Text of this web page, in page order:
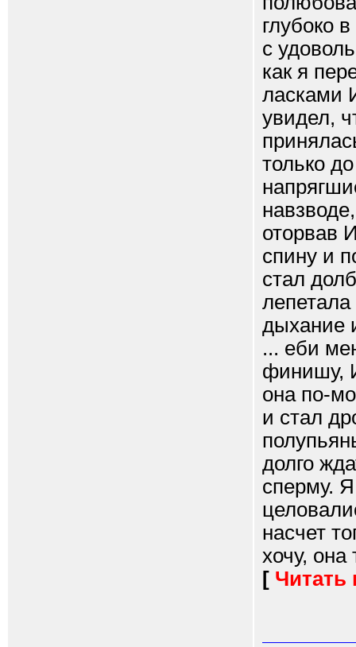
глубоко
с
как я
ласками
увидел,
только
оторвав
спину и
стал
дыхание
... еби
финишу,
она по-
и стал
долго
сперму.
насчет
хочу, она
[ Читать